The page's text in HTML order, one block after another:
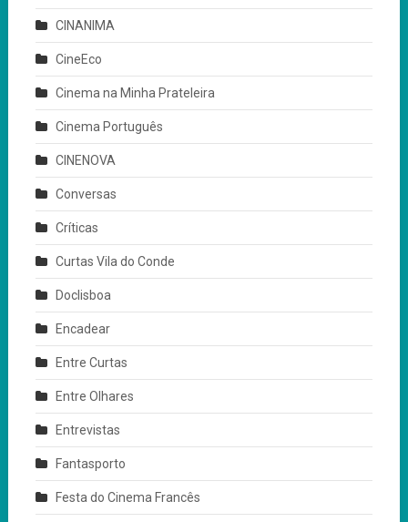
CINANIMA
CineEco
Cinema na Minha Prateleira
Cinema Português
CINENOVA
Conversas
Críticas
Curtas Vila do Conde
Doclisboa
Encadear
Entre Curtas
Entre Olhares
Entrevistas
Fantasporto
Festa do Cinema Francês